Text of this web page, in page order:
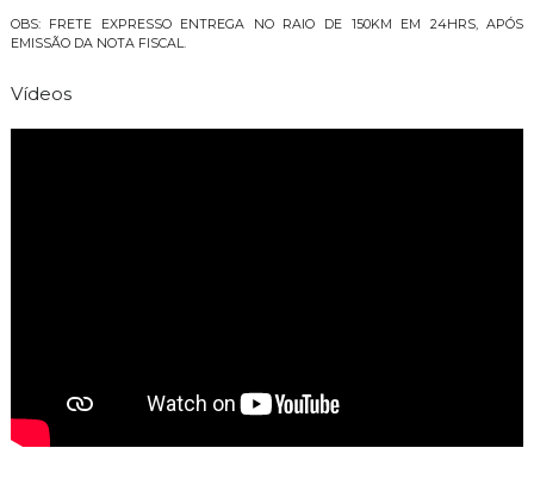
OBS: FRETE EXPRESSO ENTREGA NO RAIO DE 150KM EM 24HRS, APÓS
EMISSÃO DA NOTA FISCAL.
Vídeos